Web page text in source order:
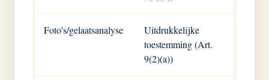
Foto's/gelaatsanalyse
Uitdrukkelijke
toestemming (Art.
9(2)(a))